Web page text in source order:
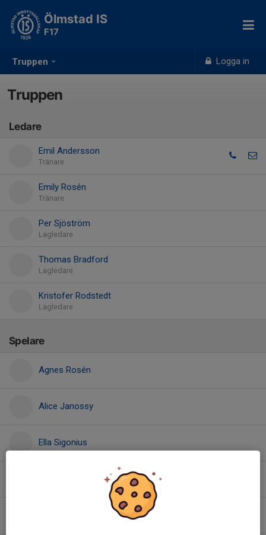
Truppen Logga in
Ölmstad IS
F17
Truppen
Ledare
Emil Andersson
Tränare
Emily Rosén
Tränare
Per Sjöström
Lagledare
Thomas Bradford
Lagledare
Kristofer Rodstedt
Lagledare
Spelare
Agnes Rosén
Alice Janossy
Ella Sigonius
Elna Conradsson